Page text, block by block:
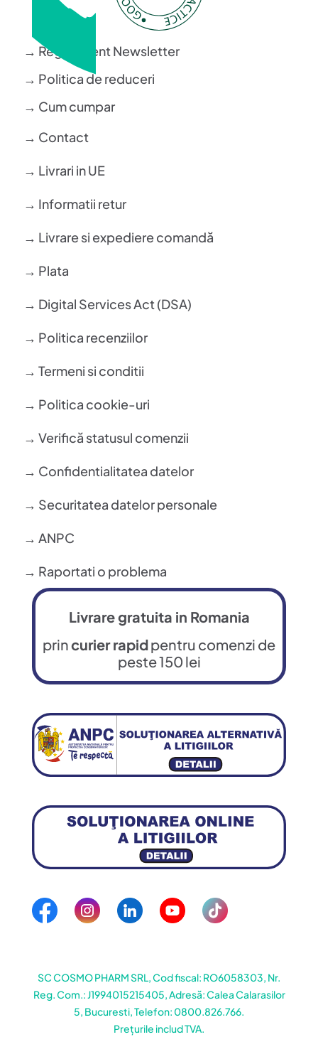
→ Regulament Newsletter
→ Politica de reduceri
→ Cum cumpar
→ Contact
→ Livrari in UE
→ Informatii retur
→ Livrare si expediere comandă
→ Plata
→ Digital Services Act (DSA)
→ Politica recenziilor
→ Termeni si conditii
→ Politica cookie-uri
→ Verifică statusul comenzii
→ Confidentialitatea datelor
→ Securitatea datelor personale
→ ANPC
→ Raportati o problema
Livrare gratuita in Romania
princurier rapidpentru comenzi de
peste 150 lei
SC COSMO PHARM SRL, Cod fiscal: RO6058303, Nr.
Reg. Com.: J1994015215405, Adresă: Calea Calarasilor
5, Bucuresti, Telefon: 0800.826.766.
Prețurile includ TVA.